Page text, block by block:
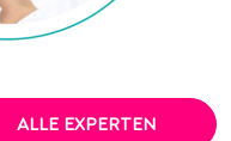
ALLE EXPERTEN